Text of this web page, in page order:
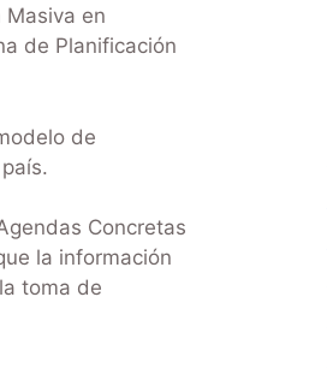
Masiva en
de Planificación
de
Concretas
la información
toma de